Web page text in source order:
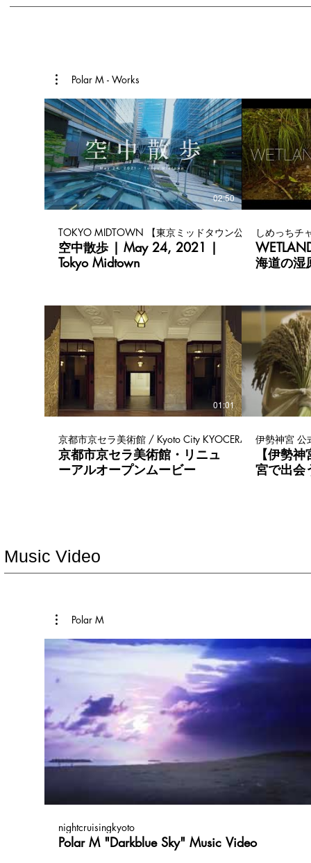
Polar M - Works
02:50
TOKYO MIDTOWN 【東京ミッドタウン公式】
空中散歩 | May 24, 2021 |
Tokyo Midtown
しめっちチ
海道の湿
01:01
京都市京セラ美術館 / Kyoto City KYOCERA Museum of Art
京都市京セラ美術館・リニュ
ーアルオープンムービー
伊勢神宮 公
【伊勢
宮で出
Music Video
Polar M
nightcruisingkyoto
Polar M "Darkblue Sky" Music Video